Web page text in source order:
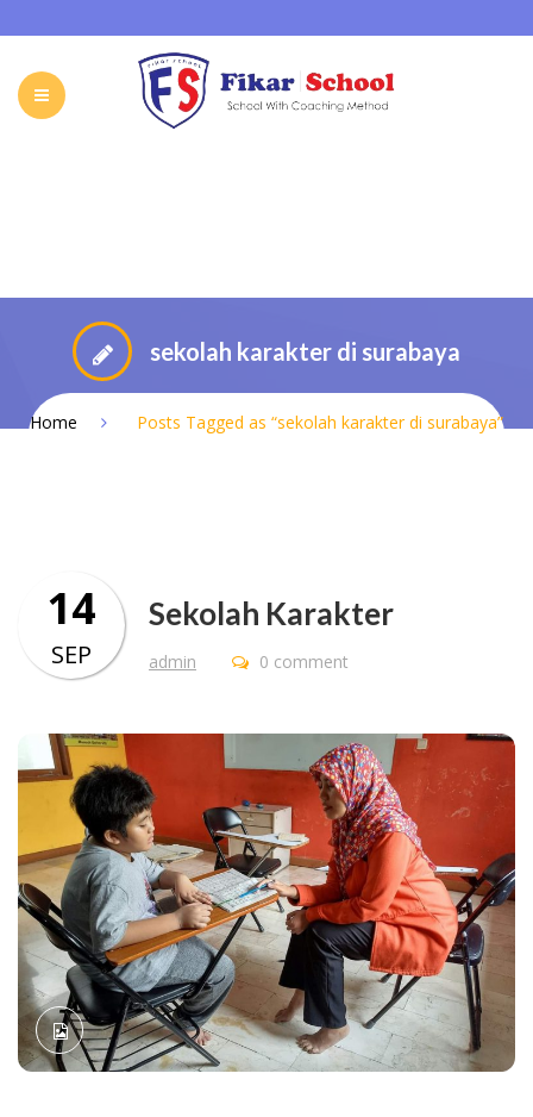
FIKAR SCHOOL ONLINE CONTACT INDONESIA
sekolah karakter di surabaya
Home Posts Tagged as “sekolah karakter di surabaya”
Sekolah Karakter
admin
14
SEP 0 comment